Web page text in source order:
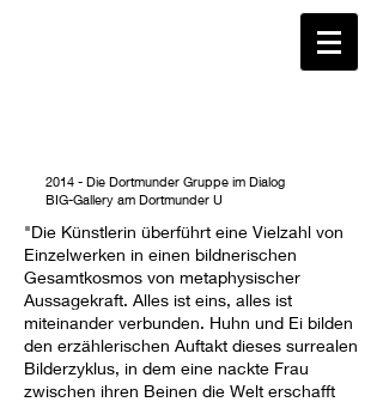
2014 - Die Dortmunder Gruppe im Dialog
BIG-Gallery am Dortmunder U
"Die Künstlerin überführt eine Vielzahl von
Einzelwerken in einen bildnerischen
Gesamtkosmos von metaphysischer
Aussagekraft. Alles ist eins, alles ist
miteinander verbunden. Huhn und Ei bilden
den erzählerischen Auftakt dieses surrealen
Bilderzyklus, in dem eine nackte Frau
zwischen ihren Beinen die Welt erschafft